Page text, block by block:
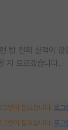
탑 컨퍼 실적이
지 모르겠습니다.
인이 필요합니다. 로그
인이 필요합니다. 로그